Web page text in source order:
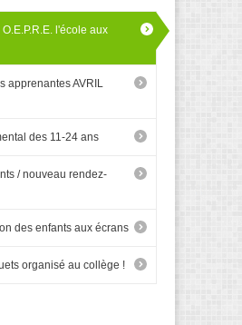
l'école aux
apprenantes AVRIL
des 11-24 ans
/ nouveau rendez-
des enfants aux écrans
organisé au collège !